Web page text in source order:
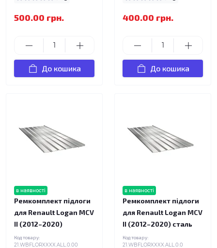
500.00 грн.
До кошика
400.00 грн.
До кошика
в наявності
Ремкомплект підлоги
для Renault Logan MCV
II (2012–2020)
Код товару:
21.WBFLORXXXX.ALL.0.00
в наявності
Ремкомплект підлоги
для Renault Logan MCV
II (2012–2020) сталь
Код товару:
21.WBFLORXXXX.ALL.0.0